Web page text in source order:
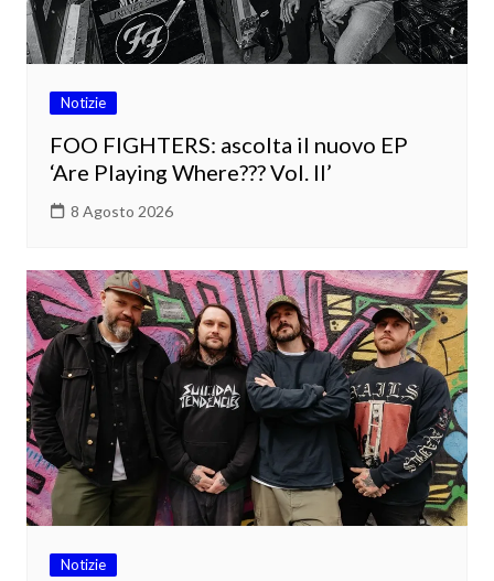
Notizie
FOO FIGHTERS: ascolta il nuovo EP
‘Are Playing Where??? Vol. II’
8 Agosto 2026
Notizie